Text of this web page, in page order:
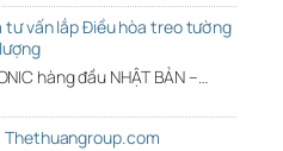
vấn lắp Điều hòa treo tường
hàng đầu NHẬT BẢN –…
Thethuangroup.com